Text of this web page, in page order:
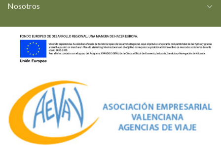
Nosotros